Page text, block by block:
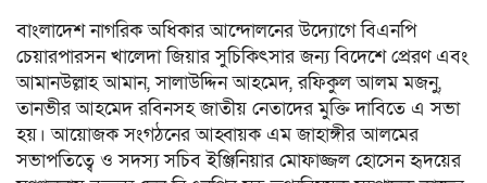
বাংলাদেশ নাগরিক অধিকার আন্দোলনের উদ্যোগে বিএনপি
চেয়ারপারসন খালেদা জিয়ার সুচিকিৎসার জন্য বিদেশে প্রেরণ এবং
আমানউল্লাহ আমান, সালাউদ্দিন আহমেদ, রফিকুল আলম মজনু,
তানভীর আহমেদ রবিনসহ জাতীয় নেতাদের মুক্তি দাবিতে এ সভা
হয়। আয়োজক সংগঠনের আহ্বায়ক এম জাহাঙ্গীর আলমের
সভাপতিত্বে ও সদস্য সচিব ইঞ্জিনিয়ার মোফাজ্জল হোসেন হৃদয়ের